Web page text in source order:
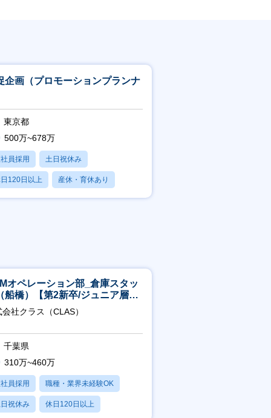
企画（プロモーションプランナ
東京都
500万~678万
員採用 土日祝休み
120日以上 産休・育休あり
業20時間以内
オペレーション部_倉庫スタッ
船橋）【第2新卒/ジュニア層歓
社クラス（CLAS）
千葉県
310万~460万
員採用 職種・業界未経験OK
祝休み 休日120日以上